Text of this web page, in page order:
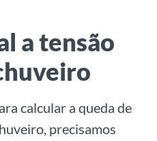
a tensão
calcular a queda de
precisamos